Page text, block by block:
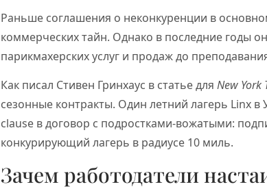
Раньше соглашения о неконкуренции в
коммерческих тайн. Однако в последние годы
парикмахерских услуг и продаж до
Как писал Стивен Гринхаус в статье для New York
сезонные контракты. Один летний лагерь Linx
clause в договор с подростками-вожатыми:
конкурирующий лагерь в радиусе 10 миль.
Зачем работодатели